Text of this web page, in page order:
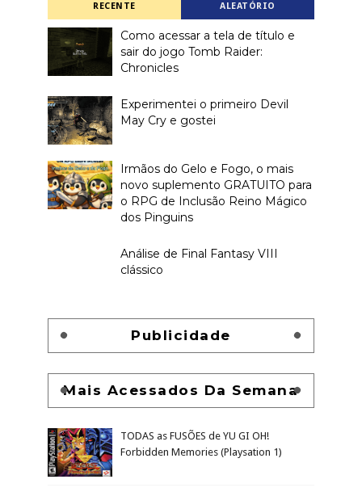
RECENTE ALEATÓRIO
Como acessar a tela de título e
sair do jogo Tomb Raider:
Chronicles
Experimentei o primeiro Devil
May Cry e gostei
Irmãos do Gelo e Fogo, o mais
novo suplemento GRATUITO para
o RPG de Inclusão Reino Mágico
dos Pinguins
Análise de Final Fantasy VIII
clássico
Publicidade
Mais Acessados Da Semana
TODAS as FUSÕES de YU GI OH!
Forbidden Memories (Playsation 1)